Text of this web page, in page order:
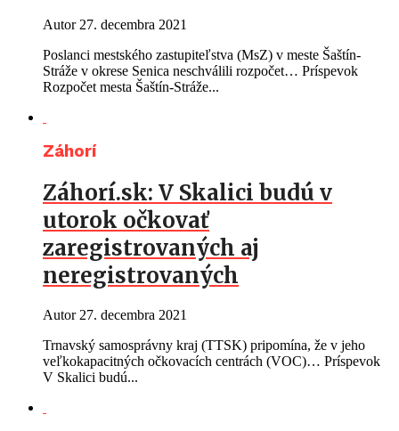
Autor 27. decembra 2021
Poslanci mestského zastupiteľstva (MsZ) v meste Šaštín-
Stráže v okrese Senica neschválili rozpočet… Príspevok
Rozpočet mesta Šaštín-Stráže...
Záhorí
Záhorí.sk: V Skalici budú v
utorok očkovať
zaregistrovaných aj
neregistrovaných
Autor 27. decembra 2021
Trnavský samosprávny kraj (TTSK) pripomína, že v jeho
veľkokapacitných očkovacích centrách (VOC)… Príspevok
V Skalici budú...